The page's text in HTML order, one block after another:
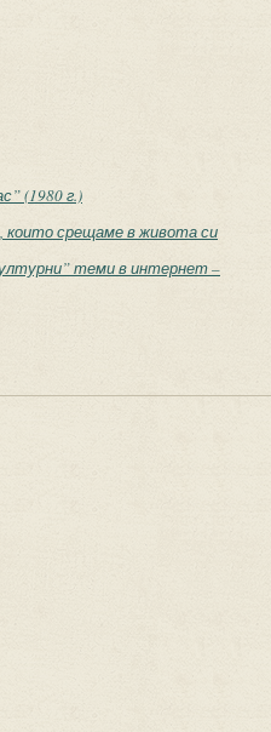
(1980 г.)
които срещаме в живота си
теми в интернет –